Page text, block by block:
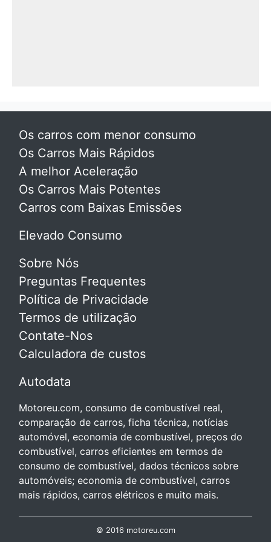
Os carros com menor consumo
Os Carros Mais Rápidos
A melhor Aceleração
Os Carros Mais Potentes
Carros com Baixas Emissões
Elevado Consumo
Sobre Nós
Preguntas Frequentes
Política de Privacidade
Termos de utilização
Contate-Nos
Calculadora de custos
Autodata
Motoreu.com, consumo de combustível real,
comparação de carros, ficha técnica, notícias
automóvel, economia de combustível, preços do
combustível, carros eficientes em termos de
consumo de combustível, dados técnicos sobre
automóveis; economia de combustível, carros
mais rápidos, carros elétricos e muito mais.
© 2016 motoreu.com